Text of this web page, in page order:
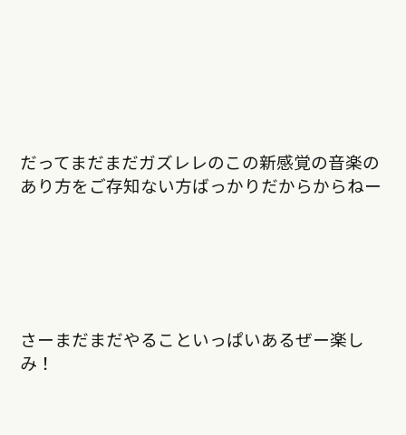
だってまだまだガズレレのこの新感覚の音楽の
あり方をご存知ない方ばっかりだからからねー
さーまだまだやることいっぱいあるぜー楽し
み！